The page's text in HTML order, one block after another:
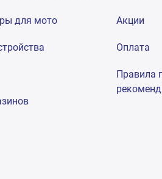
для мото Акции
Оплата
Правила